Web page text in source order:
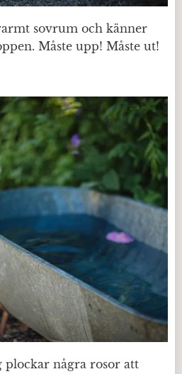
sovrum och känner
Måste upp! Måste ut!
plockar några rosor att